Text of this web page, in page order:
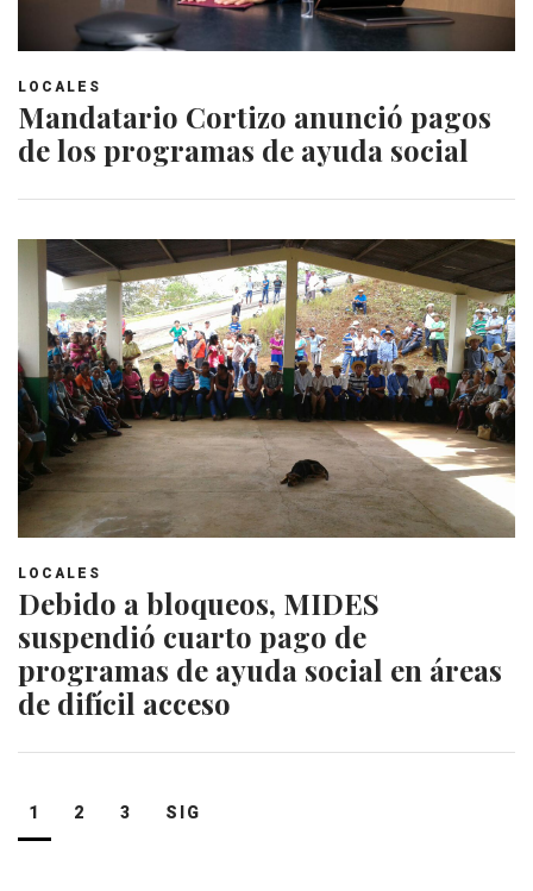
LOCALES
Mandatario Cortizo anunció pagos
de los programas de ayuda social
LOCALES
Debido a bloqueos, MIDES
suspendió cuarto pago de
programas de ayuda social en áreas
de difícil acceso
Navegación
de
1 2 3 SIG